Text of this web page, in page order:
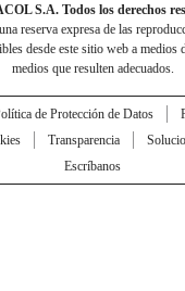
S.A. Todos los derechos
reserva expresa de las
desde este sitio web a medios
medios que resulten adecuados.
de Protección de Datos
Transparencia
Escríbanos